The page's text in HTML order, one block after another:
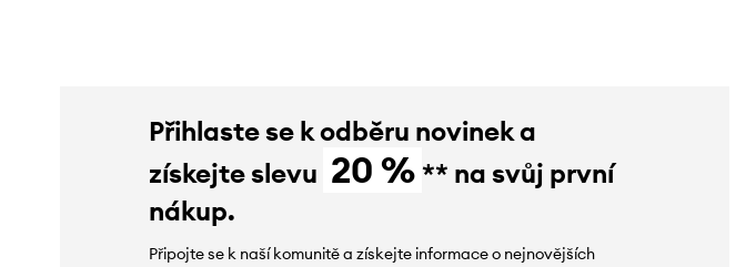
Přihlaste se k odběru novinek a
získejte slevu 20 % ** na svůj první
nákup.
Připojte se k naší komunitě a získejte informace o nejnovějších